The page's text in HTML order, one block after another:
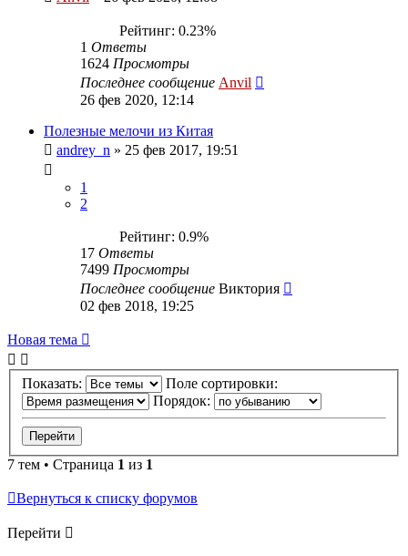
Рейтинг: 0.23%
1 Ответы
1624 Просмотры
Последнее сообщение Anvil
26 фев 2020, 12:14
Полезные мелочи из Китая
andrey_n » 25 фев 2017, 19:51
1
2
Рейтинг: 0.9%
17 Ответы
7499 Просмотры
Последнее сообщение Виктория
02 фев 2018, 19:25
Новая тема
Показать:
Поле сортировки:
Порядок:
7 тем • Страница 1 из 1
Вернуться к списку форумов
Перейти